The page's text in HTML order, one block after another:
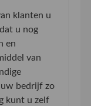
klanten u
u nog
en
van
bedrijf zo
kunt u zelf